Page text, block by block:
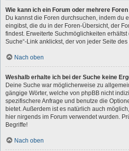
Wie kann ich ein Forum oder mehrere
Du kannst die Foren durchsuchen, indem du
eingibst, die du in der Foren-Übersicht, der
findest. Erweiterte Suchmöglichkeiten erhältst
Suche“-Link anklickst, der von jeder Seite
Nach oben
Weshalb erhalte ich bei der Suche keine
Deine Suche war möglicherweise zu
gängige Wörter, welche von phpBB nicht
spezifischere Anfrage und benutze die
bietet. Außerdem ist es natürlich auch
hier nirgends im Forum verwendet wurden.
Begriffe!
Nach oben